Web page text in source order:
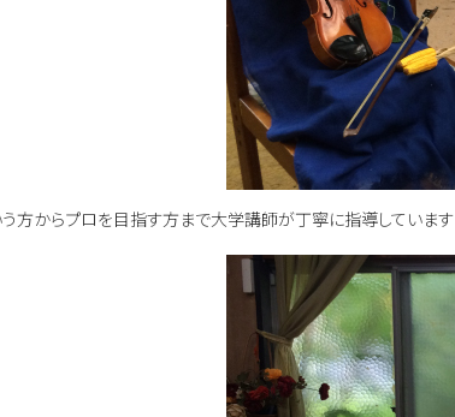
方からプロを目指す方まで大学講師が丁寧に指導しています